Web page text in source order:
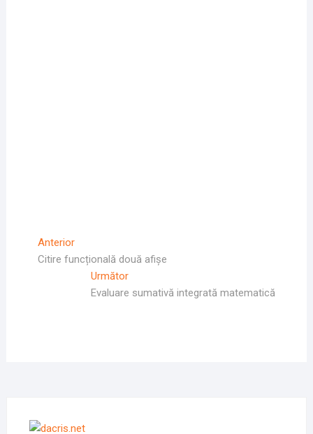
Navigare
în
articole
AnteriorArticolul
Anterior
Citire funcțională două afișe
UrmătorArticolul
Următor:
Evaluare sumativă integrată matematică